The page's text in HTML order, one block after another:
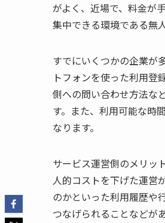
がよく、近場で、料金が
集中できる環境である無
すでにいくつかの企業が
トフォンを使った利用登
側への問い合わせ方法な
す。また、利用可能な時
なります。
サービス運営側のメリッ
人的コストを下げた運営
のかといった利用履歴や
つなげられることなどが